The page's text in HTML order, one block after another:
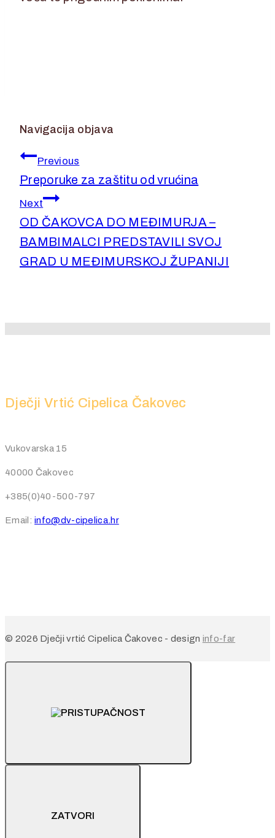
Navigacija objava
Previous
Preporuke za zaštitu od vrućina
Next
OD ČAKOVCA DO MEĐIMURJA –
BAMBIMALCI PREDSTAVILI SVOJ
GRAD U MEĐIMURSKOJ ŽUPANIJI
Dječji Vrtić Cipelica Čakovec
Vukovarska 15
40000 Čakovec
+385(0)40-500-797
Email:info@dv-cipelica.hr
© 2026 Dječji vrtić Cipelica Čakovec - design info-far
ZATVORI